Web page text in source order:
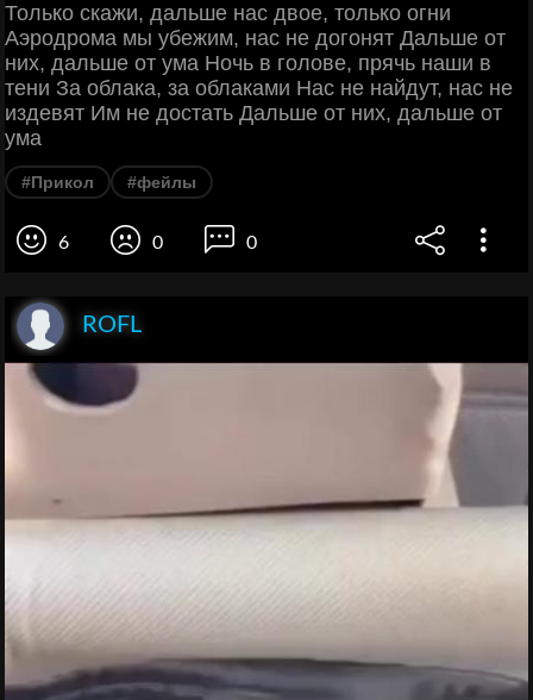
Только скажи, дальше нас двое, только огни
Аэродрома мы убежим, нас не догонят Дальше от
них, дальше от ума Ночь в голове, прячь наши в
тени За облака, за облаками Нас не найдут, нас не
издевят Им не достать Дальше от них, дальше от
ума
#Прикол #фейлы
6 0 0
ROFL